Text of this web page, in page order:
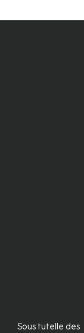
Sous tutelle des